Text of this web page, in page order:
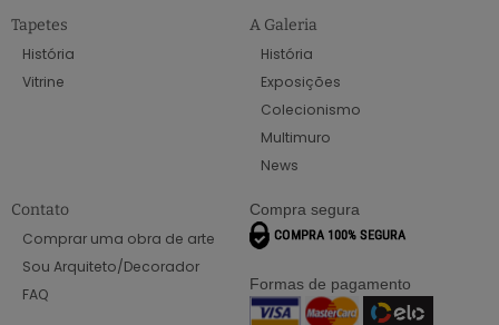
Tapetes
História
Vitrine
A Galeria
História
Exposições
Colecionismo
Multimuro
News
Contato
Comprar uma obra de arte
Sou Arquiteto/Decorador
FAQ
Compra segura
Formas de pagamento